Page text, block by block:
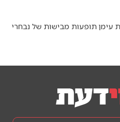
עימן תופעות מבישות של נבחרי